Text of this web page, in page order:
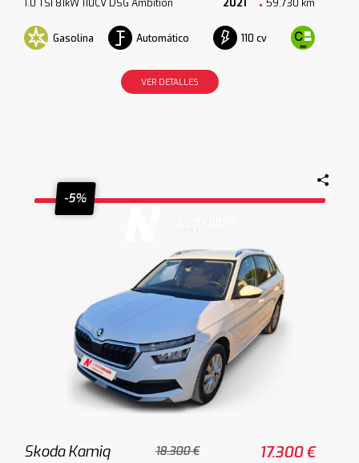
1.0 TSI 81kW 110CV DSG Ambition 2021 59.730 km
Gasolina Automático 110 cv
VER DETALLES
-5%
Skoda Kamiq 18.300 € 17.300 €